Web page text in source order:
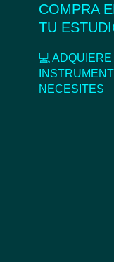
COMPRA
TU
💻
NECESITES